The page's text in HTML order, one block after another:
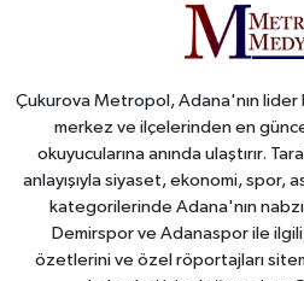
Çukurova Metropol, Adana'nın lider
merkez ve ilçelerinden en
okuyucularına anında ulaştırır.
anlayışıyla siyaset, ekonomi, spor,
kategorilerinde Adana'nın
Demirspor ve Adanaspor ile
özetlerini ve özel röportajları